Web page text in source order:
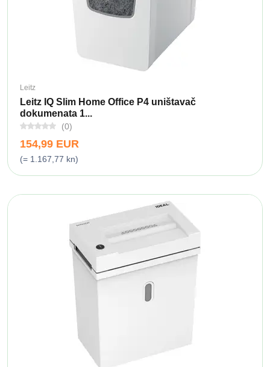
Leitz
Leitz IQ Slim Home Office P4 uništavač
dokumenata 1...
(0)
154,99 EUR
(= 1.167,77 kn)